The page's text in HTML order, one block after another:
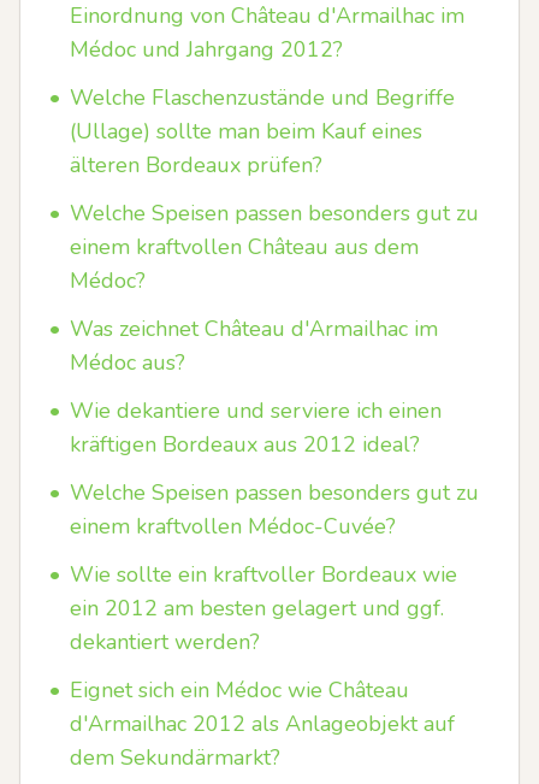
Einordnung von Château d'Armailhac im
Médoc und Jahrgang 2012?
• Welche Flaschenzustände und Begriffe
(Ullage) sollte man beim Kauf eines
älteren Bordeaux prüfen?
• Welche Speisen passen besonders gut zu
einem kraftvollen Château aus dem
Médoc?
• Was zeichnet Château d'Armailhac im
Médoc aus?
• Wie dekantiere und serviere ich einen
kräftigen Bordeaux aus 2012 ideal?
• Welche Speisen passen besonders gut zu
einem kraftvollen Médoc-Cuvée?
• Wie sollte ein kraftvoller Bordeaux wie
ein 2012 am besten gelagert und ggf.
dekantiert werden?
• Eignet sich ein Médoc wie Château
d'Armailhac 2012 als Anlageobjekt auf
dem Sekundärmarkt?